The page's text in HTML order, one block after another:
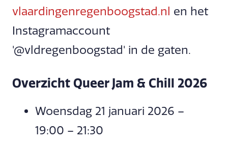
vlaardingenregenboogstad.nl en het
Instagramaccount
'@vldregenboogstad' in de gaten.
Overzicht Queer Jam & Chill 2026
Woensdag 21 januari 2026 –
19:00 – 21:30